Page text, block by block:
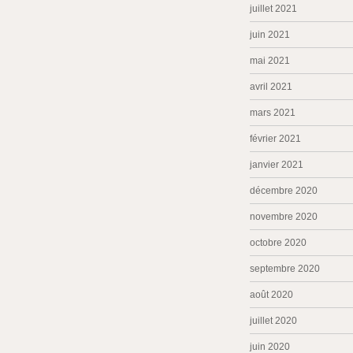
juillet 2021
juin 2021
mai 2021
avril 2021
mars 2021
février 2021
janvier 2021
décembre 2020
novembre 2020
octobre 2020
septembre 2020
août 2020
juillet 2020
juin 2020